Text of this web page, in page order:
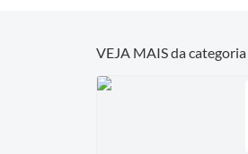
VEJA MAIS da categoria